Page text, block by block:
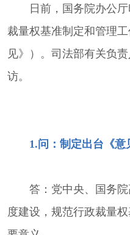
日前，国务院办公
裁量权基准制定和管理
见》）。司法部有关负
访。
1.问：制定出台《意
答：党中央、国务
度建设，规范行政裁量